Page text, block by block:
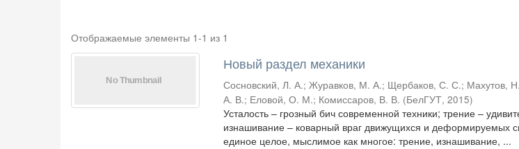
Отображаемые элементы 1-1 из 1
Новый раздел механики
Сосновский, Л. А.;Журавков, М. А.; Щербаков, С. С.; Махутов,
А. В.; Еловой, О. М.; Комиссаров, В. В. (БелГУТ,2015)
Усталость – грозный бич современной техники; трение –
изнашивание – коварный враг движущихся и деформируемых
единое целое, мыслимое как многое: трение, изнашивание, ...